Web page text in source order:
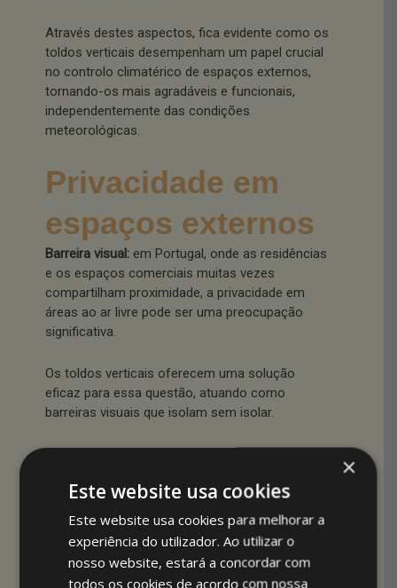
Através destes aspectos, fica evidente como os
toldos verticais desempenham um papel crucial
no controlo climatérico de espaços externos,
tornando-os mais agradáveis e funcionais,
independentemente das condições
meteorológicas.
Privacidade em
espaços externos
Barreira visual: em Portugal, onde as residências
e os espaços comerciais muitas vezes
compartilham proximidade, a privacidade em
áreas ao ar livre pode ser uma preocupação
significativa.
Os toldos verticais oferecem uma solução
eficaz para essa questão, atuando como
barreiras visuais que isolam sem isolar.
serem observados, criando um refúgio privativo
onde podem relaxar, entreter ou simplesmente
desfrutar da tranquilidade ao ar livre.
Flexibilidade e design:
×
Este website usa cookies
Este website usa cookies para melhorar a
experiência do utilizador. Ao utilizar o
nosso website, estará a concordar com
todos os cookies de acordo com nossa